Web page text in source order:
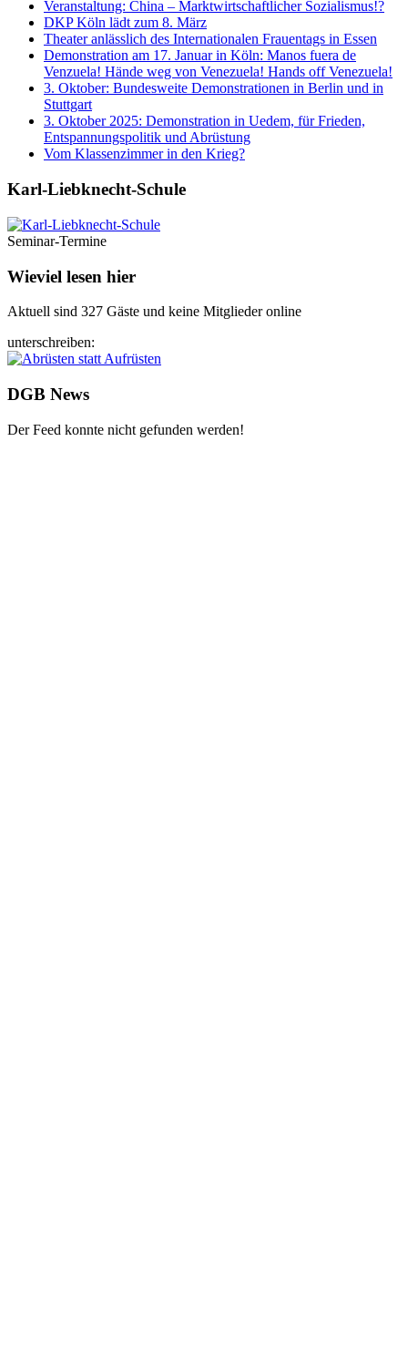
Veranstaltung: China – Marktwirtschaftlicher Sozialismus!?
DKP Köln lädt zum 8. März
Theater anlässlich des Internationalen Frauentags in Essen
Demonstration am 17. Januar in Köln: Manos fuera de
Venzuela! Hände weg von Venezuela! Hands off Venezuela!
3. Oktober: Bundesweite Demonstrationen in Berlin und in
Stuttgart
3. Oktober 2025: Demonstration in Uedem, für Frieden,
Entspannungspolitik und Abrüstung
Vom Klassenzimmer in den Krieg?
Karl-Liebknecht-­Schule
Seminar-Termine
Wieviel lesen hier
Aktuell sind 327 Gäste und keine Mitglieder online
unterschreiben:
DGB News
Der Feed konnte nicht gefunden werden!